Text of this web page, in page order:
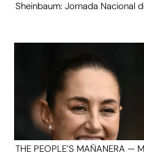
Sheinbaum: Jornada Nacional
THE PEOPLE’S MAÑANERA —